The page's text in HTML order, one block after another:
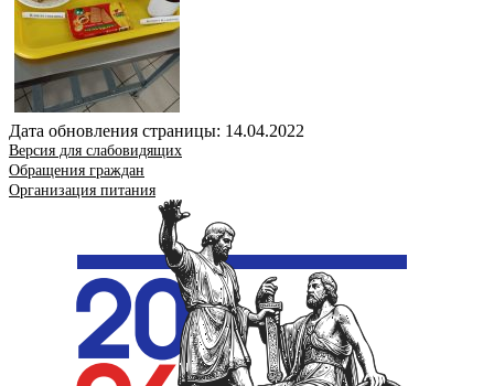
Дата обновления страницы: 14.04.2022
Версия для слабовидящих
Обращения граждан
Организация питания